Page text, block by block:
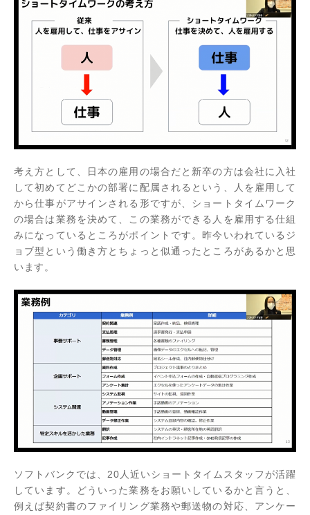
考え方として、日本の雇用の場合だと新卒の方は会社に入社
して初めてどこかの部署に配属されるという、人を雇用して
から仕事がアサインされる形ですが、ショートタイムワーク
の場合は業務を決めて、この業務ができる人を雇用する仕組
みになっているところがポイントです。昨今いわれているジ
ョブ型という働き方とちょっと似通ったところがあるかと思
います。
ソフトバンクでは、20人近いショートタイムスタッフが活躍
しています。どういった業務をお願いしているかと言うと、
例えば契約書のファイリング業務や郵送物の対応、アンケー